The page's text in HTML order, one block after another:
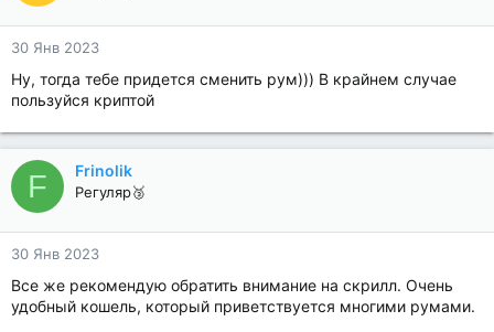
30 Янв 2023
Ну, тогда тебе придется сменить рум))) В крайнем случае
пользуйся криптой
F Frinolik
Регуляр🥉
30 Янв 2023
Все же рекомендую обратить внимание на скрилл. Очень
удобный кошель, который приветствуется многими румами.